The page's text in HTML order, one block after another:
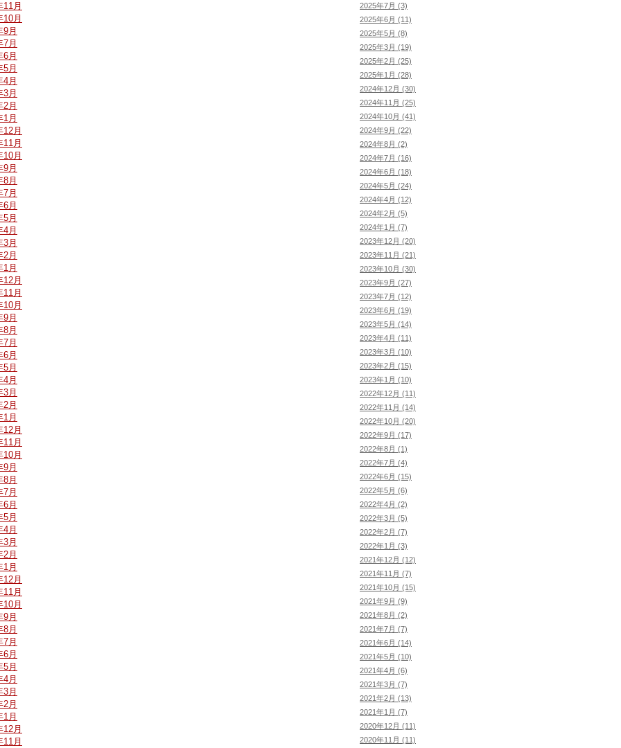
11月
10月
9月
7月
6月
5月
4月
3月
2月
1月
12月
11月
10月
9月
8月
7月
6月
5月
4月
3月
2月
1月
12月
11月
10月
9月
8月
7月
6月
5月
4月
3月
2月
1月
12月
11月
10月
9月
8月
7月
6月
5月
4月
3月
2月
1月
12月
11月
10月
9月
8月
7月
6月
5月
4月
3月
2月
1月
12月
11月
2025年7月 (3)
2025年6月 (11)
2025年5月 (8)
2025年3月 (19)
2025年2月 (25)
2025年1月 (28)
2024年12月 (30)
2024年11月 (25)
2024年10月 (41)
2024年9月 (22)
2024年8月 (2)
2024年7月 (16)
2024年6月 (18)
2024年5月 (24)
2024年4月 (12)
2024年2月 (5)
2024年1月 (7)
2023年12月 (20)
2023年11月 (21)
2023年10月 (30)
2023年9月 (27)
2023年7月 (12)
2023年6月 (19)
2023年5月 (14)
2023年4月 (11)
2023年3月 (10)
2023年2月 (15)
2023年1月 (10)
2022年12月 (11)
2022年11月 (14)
2022年10月 (20)
2022年9月 (17)
2022年8月 (1)
2022年7月 (4)
2022年6月 (15)
2022年5月 (6)
2022年4月 (2)
2022年3月 (5)
2022年2月 (7)
2022年1月 (3)
2021年12月 (12)
2021年11月 (7)
2021年10月 (15)
2021年9月 (9)
2021年8月 (2)
2021年7月 (7)
2021年6月 (14)
2021年5月 (10)
2021年4月 (6)
2021年3月 (7)
2021年2月 (13)
2021年1月 (7)
2020年12月 (11)
2020年11月 (11)